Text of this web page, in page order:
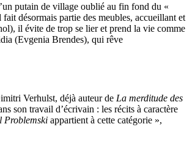
putain de village oublié au fin fond du «
désormais partie des meubles, accueillant et
il évite de trop se lier et prend la vie comme
(Evgenia Brendes), qui rêve
Verhulst, déjà auteur de La merditude des
son travail d’écrivain : les récits à caractère
Problemskiappartient à cette catégorie »,